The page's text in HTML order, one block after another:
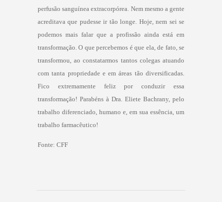
perfusão sanguínea extracorpórea. Nem mesmo a gente
acreditava que pudesse ir tão longe. Hoje, nem sei se
podemos mais falar que a profissão ainda está em
transformação. O que percebemos é que ela, de fato, se
transformou, ao constatarmos tantos colegas atuando
com tanta propriedade e em áreas tão diversificadas.
Fico extremamente feliz por conduzir essa
transformação! Parabéns à Dra. Eliete Bachrany, pelo
trabalho diferenciado, humano e, em sua essência, um
trabalho farmacêutico!
Fonte: CFF